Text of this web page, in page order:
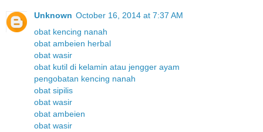
Unknown October 16, 2014 at 7:37 AM
obat kencing nanah
obat ambeien herbal
obat wasir
obat kutil di kelamin atau jengger ayam
pengobatan kencing nanah
obat sipilis
obat wasir
obat ambeien
obat wasir